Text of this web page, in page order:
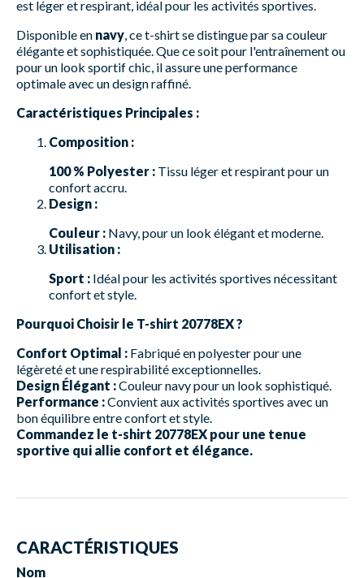
est léger et respirant, idéal pour les activités sportives.
Disponible en navy , ce t-shirt se distingue par sa couleur
élégante et sophistiquée. Que ce soit pour l'entraînement ou
pour un look sportif chic, il assure une performance
optimale avec un design raffiné.
Caractéristiques Principales :
Composition :
100 % Polyester : Tissu léger et respirant pour un
confort accru.
Design :
Couleur : Navy, pour un look élégant et moderne.
Utilisation :
Sport : Idéal pour les activités sportives nécessitant
confort et style.
Pourquoi Choisir le T-shirt 20778EX ?
Confort Optimal : Fabriqué en polyester pour une
légèreté et une respirabilité exceptionnelles.
Design Élégant :Couleur navy pour un look sophistiqué.
Performance :Convient aux activités sportives avec un
bon équilibre entre confort et style.
Commandez le t-shirt 20778EX pour une tenue
sportive qui allie confort et élégance.
CARACTÉRISTIQUES
Nom